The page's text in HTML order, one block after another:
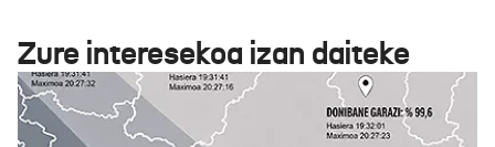
Zure interesekoa izan daiteke